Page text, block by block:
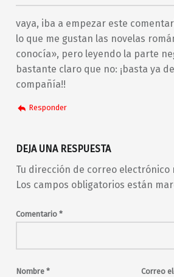
vaya, iba a empezar este
lo que me gustan las novelas
conocía», pero leyendo la parte
bastante claro que no: ¡basta ya
compañía!!
Responder
DEJA UNA RESPUESTA
Tu dirección de correo electrónico
Los campos obligatorios están
Comentario *
Nombre * Correo